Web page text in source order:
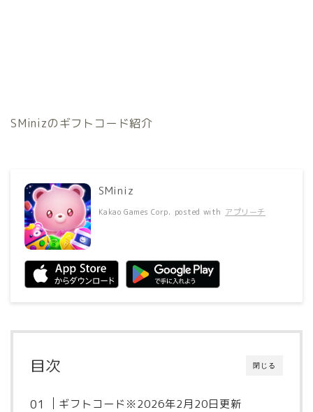
SMinizのギフトコード紹介
SMiniz
Kakao Games Corp. posted with アプリーチ
閉じる
目次
ギフトコード※2026年2月20日更新